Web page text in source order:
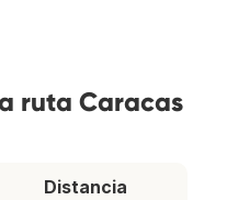
ruta Caracas
Distancia